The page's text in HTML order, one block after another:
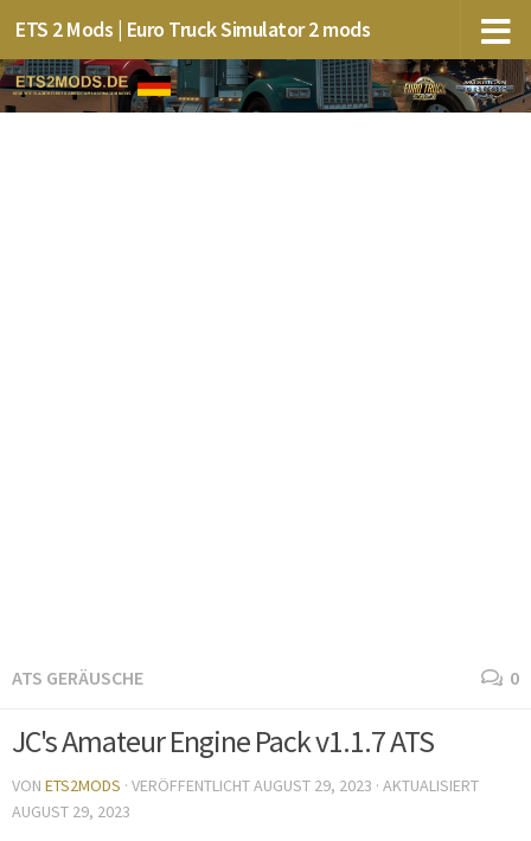
ETS 2 Mods | Euro Truck Simulator 2 mods
ATS GERÄUSCHE 0
JC's Amateur Engine Pack v1.1.7 ATS
VON ETS2MODS · VERÖFFENTLICHTAUGUST 29, 2023 · AKTUALISIERT
AUGUST 29, 2023